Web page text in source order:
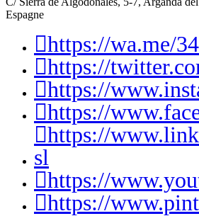
Espagne
https://wa.me/
https://
https://
https://
https://
sl
https://
https://